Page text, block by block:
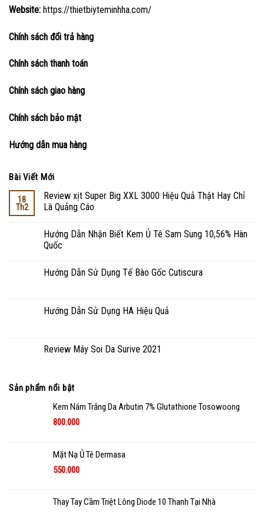
Website: https://thietbiyteminhha.com/
Chính sách đổi trả hàng
Chính sách thanh toán
Chính sách giao hàng
Chính sách bảo mật
Hướng dẫn mua hàng
Bài Viết Mới
18
Th2
Review xịt Super Big XXL 3000 Hiệu Quả Thật Hay Chỉ
Là Quảng Cáo
Hướng Dẫn Nhận Biết Kem Ủ Tê Sam Sung 10,56% Hàn
Quốc
Hướng Dẫn Sử Dụng Tế Bào Gốc Cutiscura
Hướng Dẫn Sử Dụng HA Hiệu Quả
Review Máy Soi Da Surive 2021
Sản phẩm nổi bật
Kem Nám Trắng Da Arbutin 7% Glutathione Tosowoong
800.000
Mặt Nạ Ủ Tê Dermasa
550.000
Thay Tay Cầm Triệt Lông Diode 10 Thanh Tại Nhà